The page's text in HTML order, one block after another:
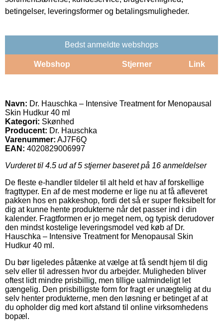
betingelser, leveringsformer og betalingsmuligheder.
Bedst anmeldte webshops
Webshop Stjerner Link
Navn: Dr. Hauschka – Intensive Treatment for Menopausal
Skin Hudkur 40 ml
Kategori: Skønhed
Producent: Dr. Hauschka
Varenummer: AJ7F6Q
EAN: 4020829006997
Vurderet til 4.5 ud af 5 stjerner baseret på 16 anmeldelser
De fleste e-handler tildeler til alt held et hav af forskellige
fragttyper. En af de mest moderne er lige nu at få afleveret
pakken hos en pakkeshop, fordi det så er super fleksibelt for
dig at kunne hente produkterne når det passer ind i din
kalender. Fragtformen er jo meget nem, og typisk derudover
den mindst kostelige leveringsmodel ved køb af Dr.
Hauschka – Intensive Treatment for Menopausal Skin
Hudkur 40 ml.
Du bør ligeledes påtænke at vælge at få sendt hjem til dig
selv eller til adressen hvor du arbejder. Muligheden bliver
oftest lidt mindre prisbillig, men tillige ualmindeligt let
gængelig. Den prisbilligste form for fragt er unægtelig at du
selv henter produkterne, men den løsning er betinget af at
du opholder dig med kort afstand til online virksomhedens
bopæl.